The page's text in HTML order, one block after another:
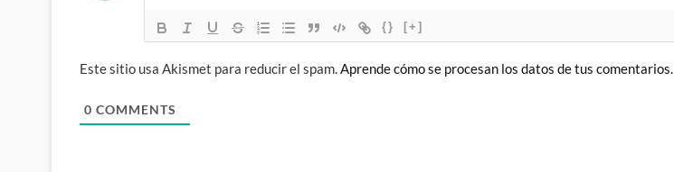
{} [+]
Este sitio usa Akismet para reducir el spam.Aprende cómo se procesan los datos de tus comentarios.
0 COMMENTS